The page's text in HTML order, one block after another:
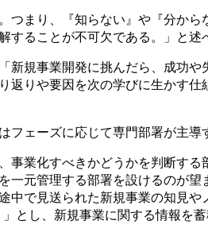
まり、『知らない』や『分か
ることが不可欠である。」と述
規事業開発に挑んだら、成功
りや要因を次の学びに生かす
ェーズに応じて専門部署が主導
業化すべきかどうかを判断す
元管理する部署を設けるのが
で見送られた新規事業の知見
し、新規事業に関する情報を